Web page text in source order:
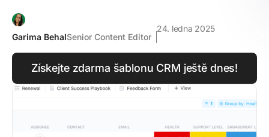
Garima BehalSenior Content Editor
24. ledna 2025
Získejte zdarma šablonu CRM ještě dnes!